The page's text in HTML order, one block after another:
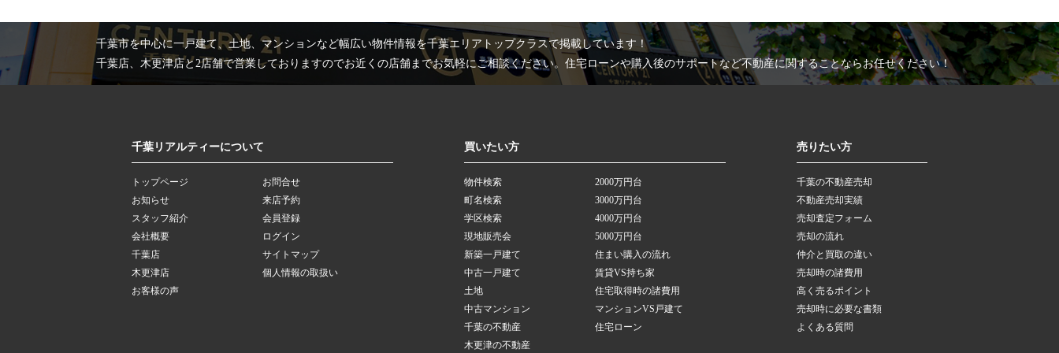
千葉市を中心に一戸建て、土地、マンションなど幅広い物件情報を千葉エリアトップクラスで掲載しています！
千葉店、木更津店と2店舗で営業しておりますのでお近くの店舗までお気軽にご相談ください。住宅ローンや購入後のサポートなど不動産に関することならお任せください！
千葉リアルティーについて
トップページ
お知らせ
スタッフ紹介
会社概要
千葉店
木更津店
お客様の声
お問合せ
来店予約
会員登録
ログイン
サイトマップ
個人情報の取扱い
買いたい方
物件検索
町名検索
学区検索
現地販売会
新築一戸建て
中古一戸建て
土地
中古マンション
千葉の不動産
木更津の不動産
2000万円台
3000万円台
4000万円台
5000万円台
住まい購入の流れ
賃貸VS持ち家
住宅取得時の諸費用
マンションVS戸建て
住宅ローン
売りたい方
千葉の不動産売却
不動産売却実績
売却査定フォーム
売却の流れ
仲介と買取の違い
売却時の諸費用
高く売るポイント
売却時に必要な書類
よくある質問